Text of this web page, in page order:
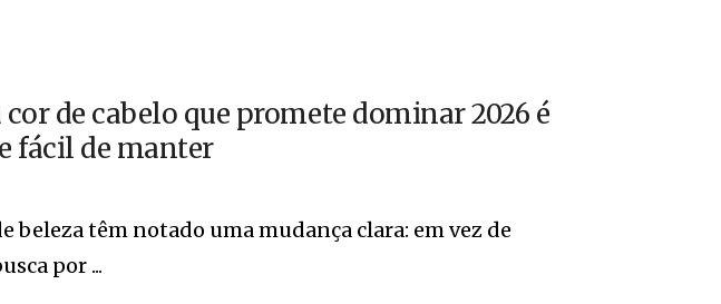
de cabelo que promete dominar 2026 é
fácil de manter
beleza têm notado uma mudança clara: em vez de
por ...